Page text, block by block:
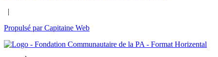
|
Propulsé par Capitaine Web